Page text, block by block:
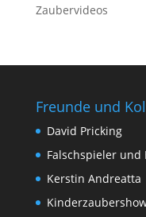
Zaubervideos
Freunde und
David Pricking
Falschspieler
Kerstin Andreatta